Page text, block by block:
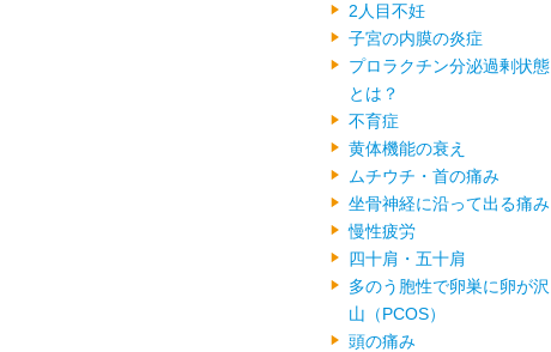
2人目不妊
子宮の内膜の炎症
プロラクチン分泌過剰状態
とは？
不育症
黄体機能の衰え
ムチウチ・首の痛み
坐骨神経に沿って出る痛み
慢性疲労
四十肩・五十肩
多のう胞性で卵巣に卵が沢
山（PCOS）
頭の痛み